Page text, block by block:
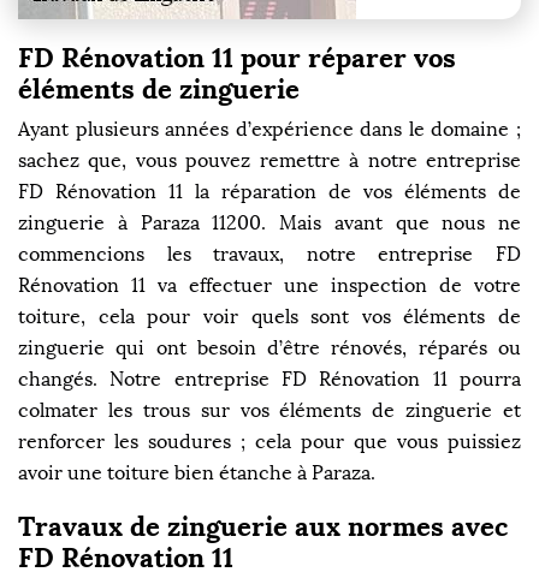
FD Rénovation 11 pour réparer vos
éléments de zinguerie
Ayant plusieurs années d’expérience dans le domaine ;
sachez que, vous pouvez remettre à notre entreprise
FD Rénovation 11 la réparation de vos éléments de
zinguerie à Paraza 11200. Mais avant que nous ne
commencions les travaux, notre entreprise FD
Rénovation 11 va effectuer une inspection de votre
toiture, cela pour voir quels sont vos éléments de
zinguerie qui ont besoin d’être rénovés, réparés ou
changés. Notre entreprise FD Rénovation 11 pourra
colmater les trous sur vos éléments de zinguerie et
renforcer les soudures ; cela pour que vous puissiez
avoir une toiture bien étanche à Paraza.
Travaux de zinguerie aux normes avec
FD Rénovation 11